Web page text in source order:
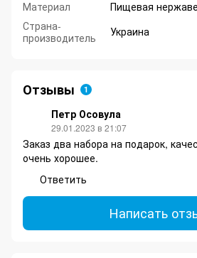
Материал
Пищевая
Страна-
производитель
Украина
Отзывы 1
Петр Осовула
29.01.2023 в 21:07
Заказ два набора на подарок,
очень хорошее.
Ответить
Написать